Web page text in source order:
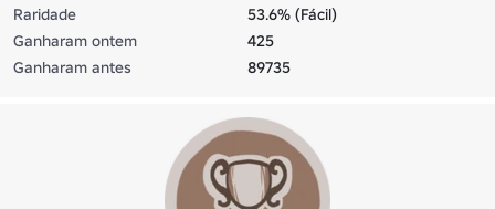
Raridade
53.6% (Fácil)
Ganharam ontem
425
Ganharam antes
89735